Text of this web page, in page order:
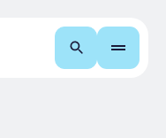
Recherche